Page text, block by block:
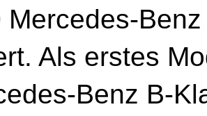
Mercedes-
Als erstes
Benz B-